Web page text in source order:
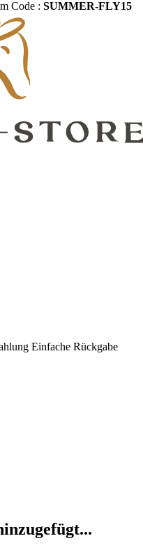
Code : SUMMER-FLY15
Einfache Rückgabe